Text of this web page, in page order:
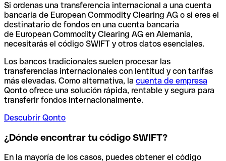
Si ordenas una transferencia internacional a una cuenta
bancaria de European Commodity Clearing AG o si eres el
destinatario de fondos en una cuenta bancaria
de European Commodity Clearing AG en Alemania,
necesitarás el código SWIFT y otros datos esenciales.
Los bancos tradicionales suelen procesar las
transferencias internacionales con lentitud y con tarifas
más elevadas. Como alternativa, la cuenta de empresa
Qonto ofrece una solución rápida, rentable y segura para
transferir fondos internacionalmente.
Descubrir Qonto
¿Dónde encontrar tu código SWIFT?
En la mayoría de los casos, puedes obtener el código